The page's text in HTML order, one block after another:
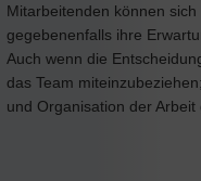
Mitarbeitenden können
gegebenenfalls ihre
Auch wenn die
das Team
und Organisation der Arbeit